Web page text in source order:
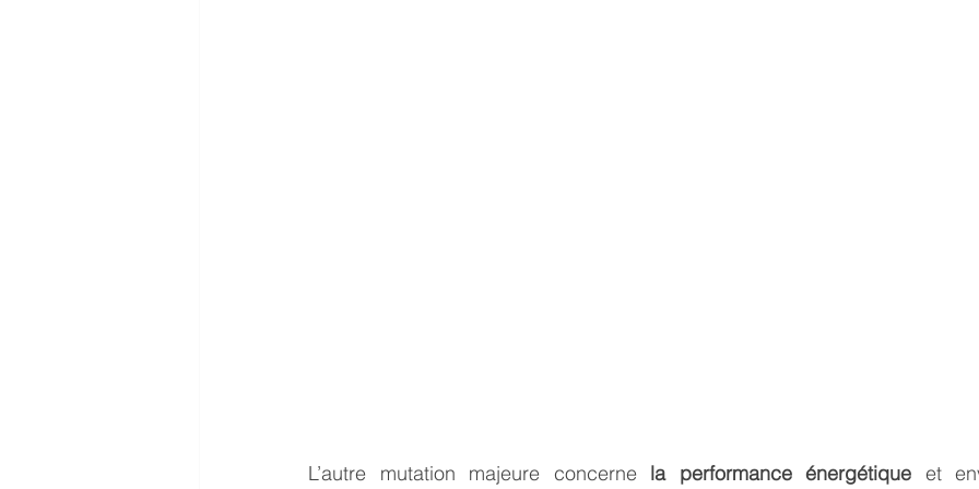
L’autre mutation majeure concerne la performance énergétique et